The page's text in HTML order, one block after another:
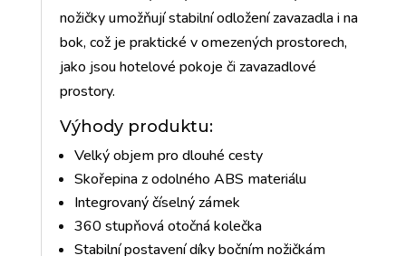
nožičky umožňují stabilní odložení zavazadla i na
bok, což je praktické v omezených prostorech,
jako jsou hotelové pokoje či zavazadlové
prostory.
Výhody produktu:
Velký objem pro dlouhé cesty
Skořepina z odolného ABS materiálu
Integrovaný číselný zámek
360 stupňová otočná kolečka
Stabilní postavení díky bočním nožičkám